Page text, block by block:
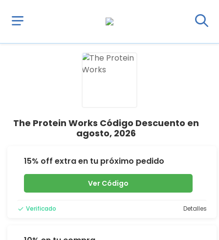
The Protein Works Código Descuento en
agosto, 2026
15% off extra en tu próximo pedido
Ver Código
Verificado Detalles